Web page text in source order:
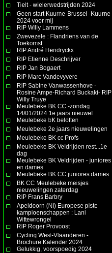
Tielt - wielerwedstrijden 2024
Geen start Kuurne-Brussel -Kuurne
2024 voor mij
RIP Willy Lammens
Zwevezele : Flandriens van de
Toekomst
RIP André Hendryckx
RIP Etienne Deschrijver
RIP Jan Bogaert
RIP Marc Vandevyvere
RIP Sabine Vanwassenhove -
Rosine Ampe-Richard Buckaki- RIP
Willy Truye
Meulebeke BK CC -zondag
14/01/2024 1e jaars nieuwel
Meulebeke bK beloften
Meulebeke 2e jaars nieuwelingen
Meulebeke BK cc Profs
Meulebeke BK Veldrijden rest...1e
dag
Meulebeke BK Veldrijden - juniores
en dames
Meulebeke BK CC juniores dames
BK CC Meulebeke meisjes
nieuwelingen zaterdag
RIP Frans Barbry
Apeldoorn (Nl) Europese piste
kampioenschappen : Lani
Wittewrongel
RIP Roger Provoost
Cycling West-Vlaanderen -
Brochure Kalender 2024
Gelukkig, voorspoedig 2024